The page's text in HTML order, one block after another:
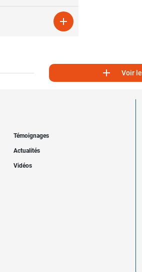

 Voir
Témoignages
Actualités
Vidéos